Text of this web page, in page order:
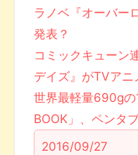
ラノベ『オーバー
発表？
コミックキューン
デイズ』がTVアニ
世界最軽量690gの
BOOK」、ペンタ
2016/09/27